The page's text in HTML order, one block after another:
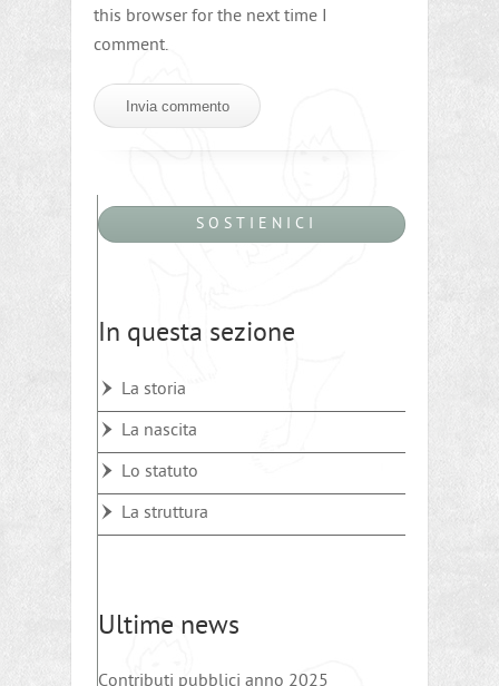
this browser for the next time I
comment.
S O S T I E N I C I
In questa sezione
La storia
La nascita
Lo statuto
La struttura
Ultime news